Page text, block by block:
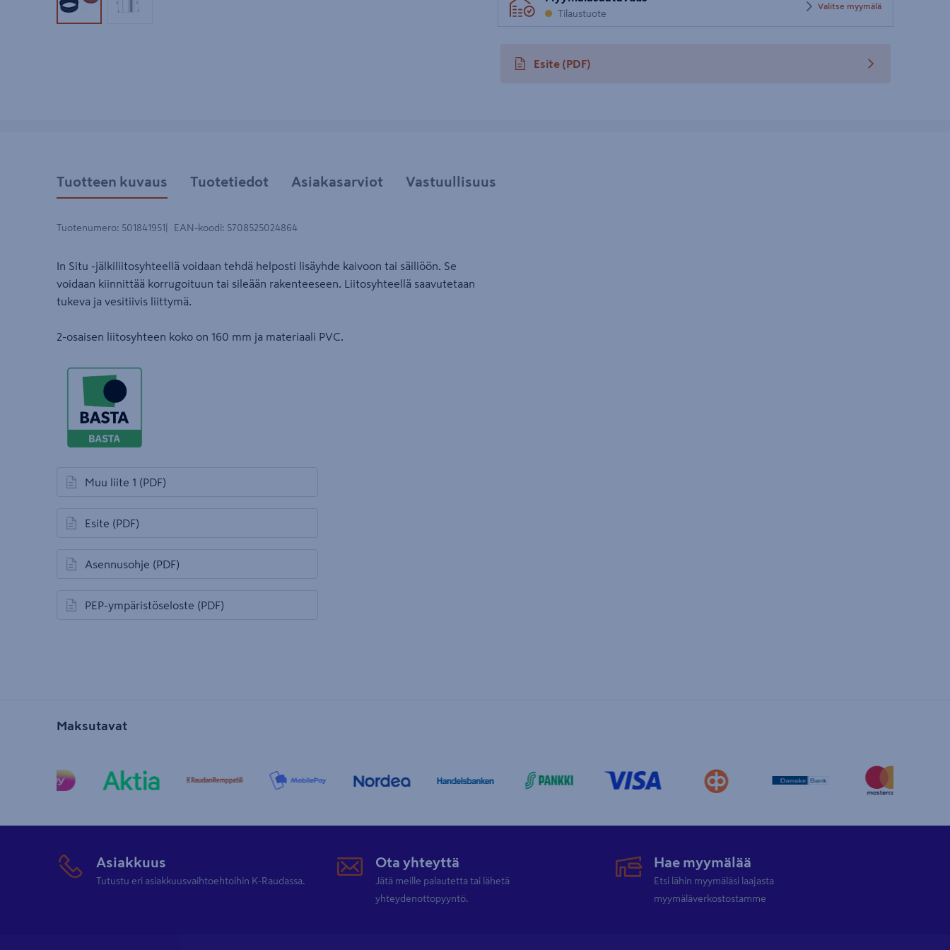
Tuotekuva 1 Tuotekuva 2 Tilaustuote
Valitse myymälä
Esite (PDF)
avautuu uuteen välilehteen
Tuotteen kuvaus Tuotetiedot Asiakasarviot Vastuullisuus
Tuotenumero: 501841951 EAN-koodi: 5708525024864
In Situ -jälkiliitosyhteellä voidaan tehdä helposti lisäyhde kaivoon tai säiliöön. Se
voidaan kiinnittää korrugoituun tai sileään rakenteeseen. Liitosyhteellä saavutetaan
tukeva ja vesitiivis liittymä.
2-osaisen liitosyhteen koko on 160 mm ja materiaali PVC.
Muu liite 1 (PDF)
avautuu uuteen välilehteen
Esite (PDF)
avautuu uuteen välilehteen
Asennusohje (PDF)
avautuu uuteen välilehteen
PEP-ympäristöseloste (PDF)
avautuu uuteen välilehteen
Maksutavat
Asiakkuus
Tutustu eri asiakkuusvaihtoehtoihin K-Raudassa.
Ota yhteyttä
Jätä meille palautetta tai lähetä
yhteydenottopyyntö.
Hae myymälää
Etsi lähin myymäläsi laajasta
myymäläverkostostamme